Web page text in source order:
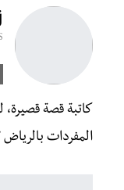
كاتبة قصة
المفردات بالرياض ٢٠٠٧